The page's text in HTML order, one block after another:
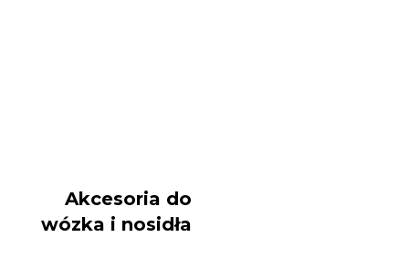
Akcesoria do
wózka i nosidła